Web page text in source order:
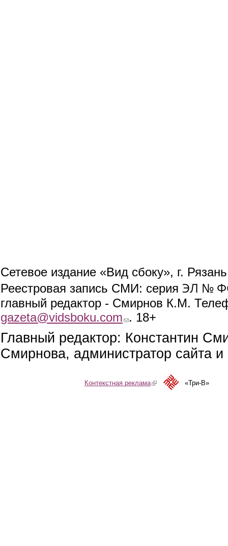
Сетевое издание «Вид сбоку», г.
Реестровая запись СМИ: серия ЭЛ №
главный редактор - Смирнов К.М.
gazeta@vidsboku.com (link sends e-mail)
. 18+
Главный редактор: Константин
Смирнова, администратор сайта
Контекстная реклама(link is external)«Три-В»